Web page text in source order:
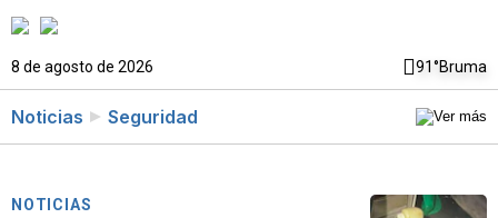
8 de agosto de 2026 91°Bruma
Noticias Seguridad
NOTICIAS